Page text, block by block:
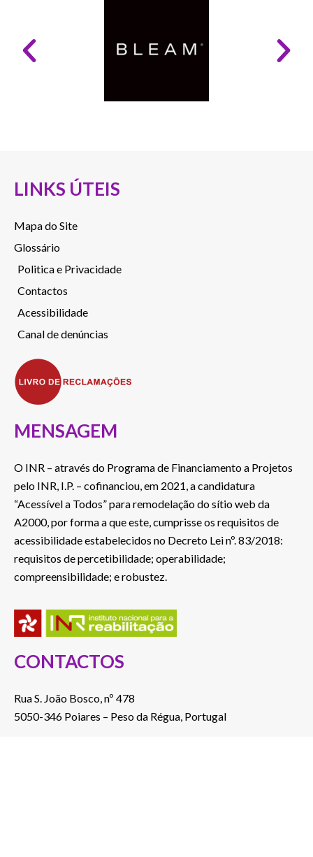
LINKS ÚTEIS
Mapa do Site
Glossário
Politica e Privacidade
Contactos
Acessibilidade
Canal de denúncias
MENSAGEM
O INR – através do Programa de Financiamento a Projetos
pelo INR, I.P. – cofinanciou, em 2021, a candidatura
“Acessível a Todos” para remodelação do sítio web da
A2000, por forma a que este, cumprisse os requisitos de
acessibilidade estabelecidos no Decreto Lei nº. 83/2018:
requisitos de percetibilidade; operabilidade;
compreensibilidade; e robustez.
CONTACTOS
Rua S. João Bosco, nº 478
5050-346 Poiares – Peso da Régua, Portugal